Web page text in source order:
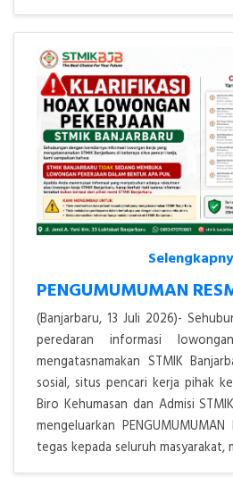
(Banjarbaru, 13 Juli 2026)-
peredaran informasi
mengatasnamakan STMIK
sosial, situs pencari kerja pihak
Biro Kehumasan dan Admisi
mengeluarkan
tegas kepada seluruh masyarakat,